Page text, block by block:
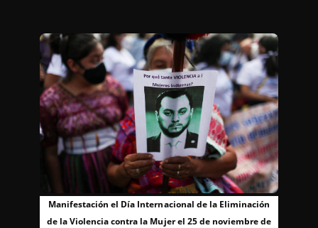
Manifestación el Día Internacional de la Eliminación
de la Violencia contra la Mujer el 25 de noviembre de